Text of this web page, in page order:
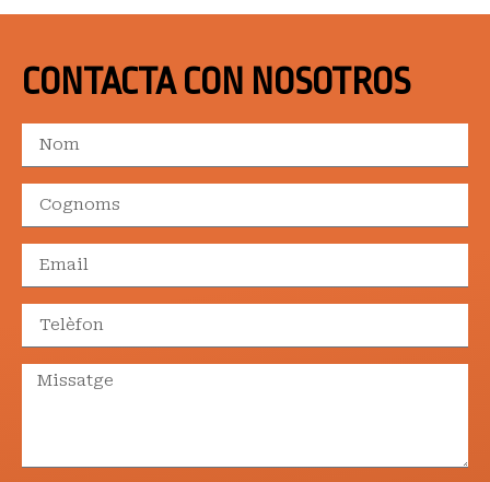
CONTACTA CON NOSOTROS